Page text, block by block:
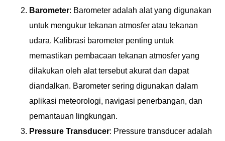
Barometer: Barometer adalah alat yang digunakan
untuk mengukur tekanan atmosfer atau tekanan
udara. Kalibrasi barometer penting untuk
memastikan pembacaan tekanan atmosfer yang
dilakukan oleh alat tersebut akurat dan dapat
diandalkan. Barometer sering digunakan dalam
aplikasi meteorologi, navigasi penerbangan, dan
pemantauan lingkungan.
Pressure Transducer: Pressure transducer adalah